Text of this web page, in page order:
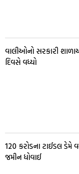
વાલીઓનો સરકારી
દિવસે વધ્યો
₹120 કરોડના ટાઈડલ ડેમે
જમીન ધોવાઈ